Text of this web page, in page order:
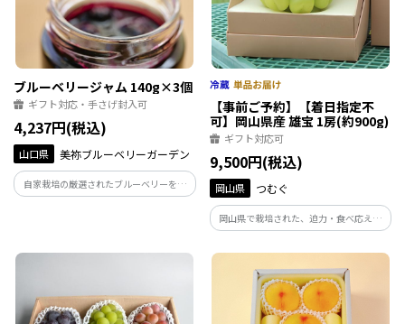
ブルーベリージャム 140g×3個
ギフト対応・手さげ封入可
4,237円(税込)
山口県 美祢ブルーベリーガーデン
自家栽培の厳選されたブルーベリーを使
用し、香りと食感をそのまま閉じ込めた
【事前ご予約】【着日指定不
可】岡山県産 雄宝 1房(約900g)
ギフト対応可
9,500円(税込)
岡山県 つむぐ
岡山県で栽培された、迫力・食べ応え満
点のぶどうです。贈り物としても喜ばれる
こと間違いなしの逸品です。【お届け時
期：9月中旬～下旬】